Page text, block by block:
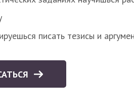
писать тезисы и